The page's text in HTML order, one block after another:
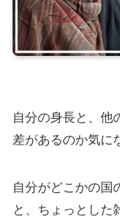
自分の身長と、他
差があるのか気に
自分がどこかの国
と、ちょっとした